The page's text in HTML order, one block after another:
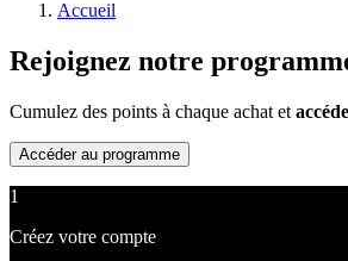
Accueil
Rejoignez notre
Cumulez des points à chaque achat et
Accéder au programme
1
Créez votre compte